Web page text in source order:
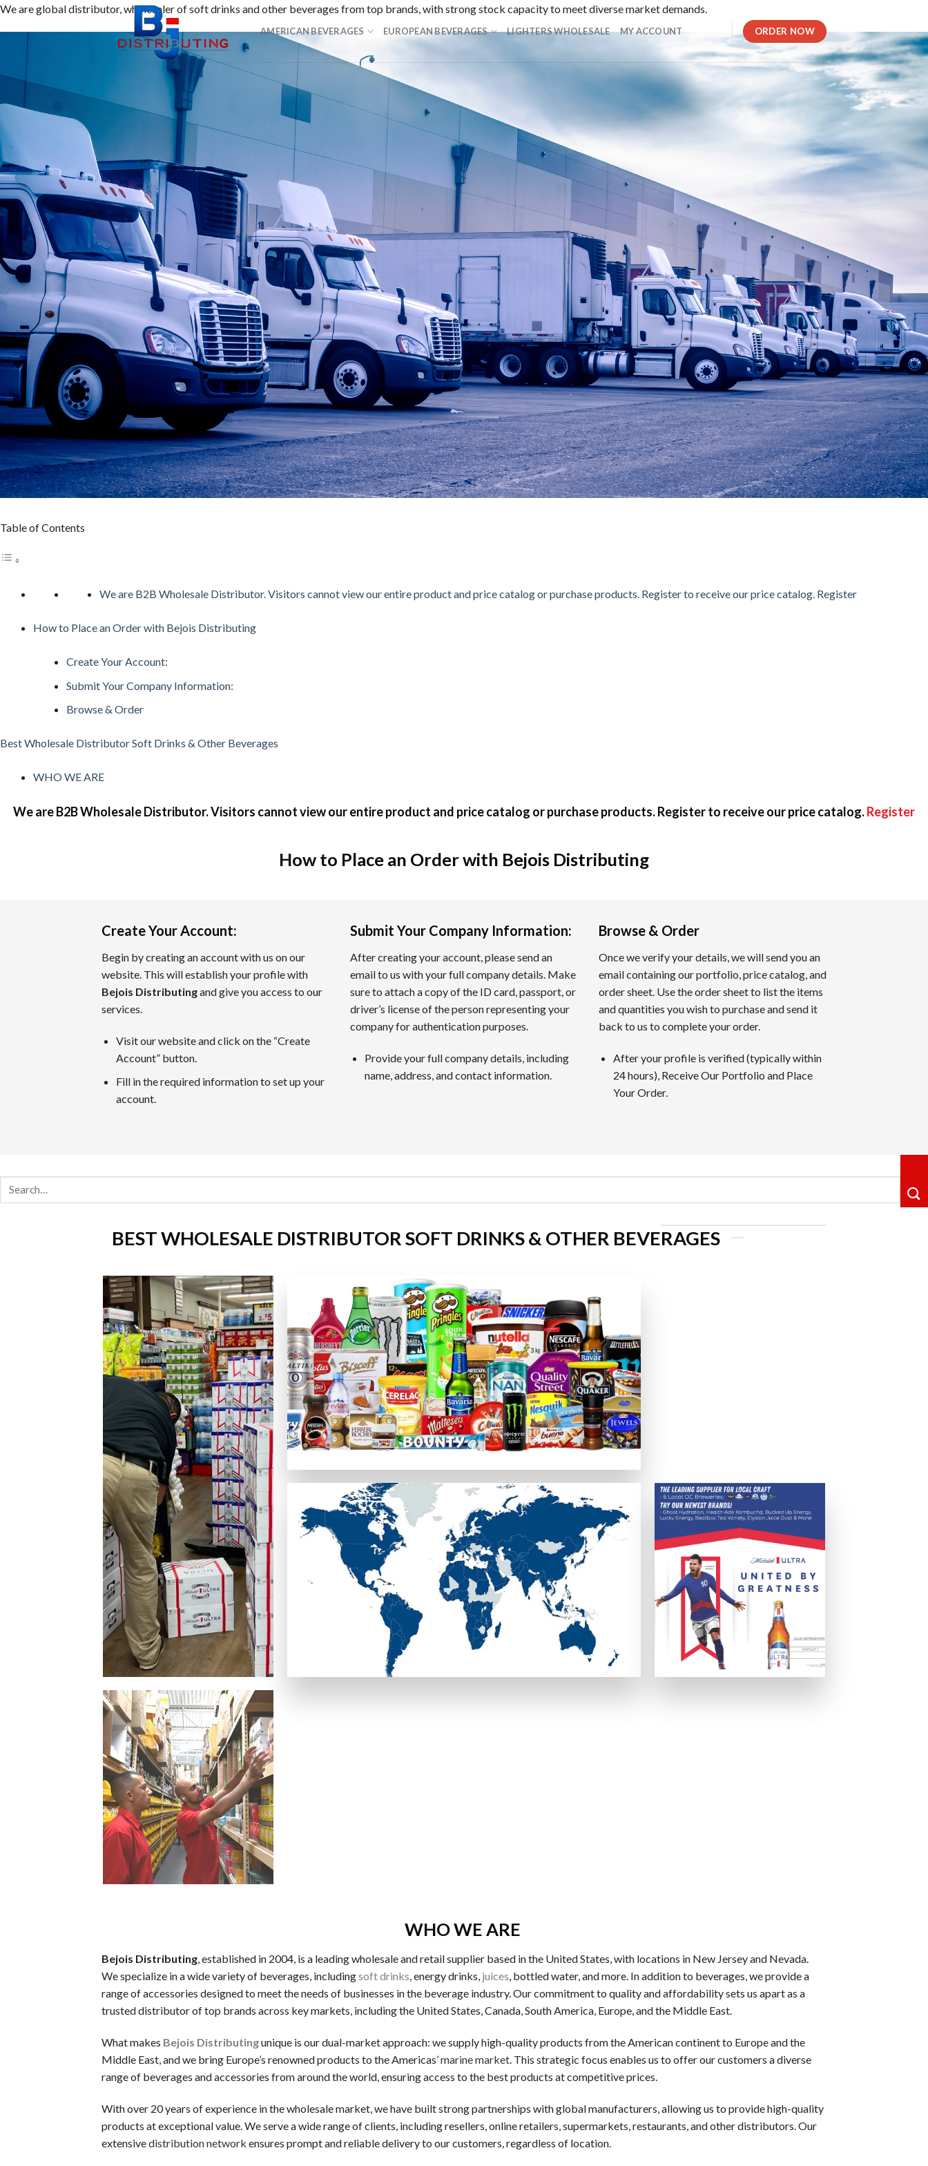
Skip
AMERICAN BEVERAGES EUROPEAN BEVERAGES LIGHTERS WHOLESALE MY ACCOUNT ORDER NOW
We are global distributor, wholesaler of soft drinks and other beverages from top brands, with strong stock capacity to meet diverse market demands.
Table of Contents
We are B2B Wholesale Distributor. Visitors cannot view our entire product and price catalog or purchase products. Register to receive our price catalog. Register
How to Place an Order with Bejois Distributing
Create Your Account:
Submit Your Company Information:
Browse & Order
Best Wholesale Distributor Soft Drinks & Other Beverages
WHO WE ARE
We are B2B Wholesale Distributor. Visitors cannot view our entire product and price catalog or purchase products. Register to receive our price catalog.Register
How to Place an Order with Bejois Distributing
Create Your Account:
Begin by creating an account with us on our
website. This will establish your profile with
Bejois Distributingand give you access to our
services.
Visit our website and click on the “Create
Account” button.
Fill in the required information to set up your
account.
Submit Your Company Information:
After creating your account, please send an
email to us with your full company details. Make
sure to attach a copy of the ID card, passport, or
driver’s license of the person representing your
company for authentication purposes.
Provide your full company details, including
name, address, and contact information.
Browse & Order
Once we verify your details, we will send you an
email containing our portfolio, price catalog, and
order sheet. Use the order sheet to list the items
and quantities you wish to purchase and send it
back to us to complete your order.
After your profile is verified (typically within
24 hours), Receive Our Portfolio and Place
Your Order.
BEST WHOLESALE DISTRIBUTOR SOFT DRINKS & OTHER BEVERAGES
WHO WE ARE
Bejois Distributing, established in 2004, is a leading wholesale and retail supplier based in the United States, with locations in New Jersey and Nevada.
We specialize in a wide variety of beverages, includingsoft drinks, energy drinks, juices, bottled water, and more. In addition to beverages, we provide a
range of accessories designed to meet the needs of businesses in the beverage industry. Our commitment to quality and affordability sets us apart as a
trusted distributor of top brands across key markets, including the United States, Canada, South America, Europe, and the Middle East.
What makes Bejois Distributingunique is our dual-market approach: we supply high-quality products from the American continent to Europe and the
Middle East, and we bring Europe’s renowned products to the Americas’marine market. This strategic focus enables us to offer our customers a diverse
range of beverages and accessories from around the world, ensuring access to the best products at competitive prices.
With over 20 years of experience in the wholesale market, we have built strong partnerships with global manufacturers, allowing us to provide high-quality
products at exceptional value. We serve a wide range of clients, including resellers, online retailers, supermarkets, restaurants, and other distributors. Our
extensivedistribution network ensures prompt and reliable delivery to our customers, regardless of location
2016年に開設されたワンダーカジノは、トップレベルの出金スピードで多数の日本のユーザーから絶大な支持を受けています。最短30秒という驚異的な速さで支払い処理が実施され
範囲に支持される理由です。
2nd ルーベット
Read Review
2019年に創設されたルーベットオンラインカジノは、暗号資産決済に特化した賭博総合サービスで、カジノとスポーツベットの両方を一つのIDでプレイできます。暗号通貨対応のた
3位 Casitabi【カジノラッキーTARO】
レビューを確認
カジノタビは2015年に登場した世界で初めてのRPG型オンラインカジノで、旅をしながら7,000種類以上のカジノゲームやスポーツベッティングが利用できる独自のサイトです。ユ
4位 カジノシークレット（Casino Secret）
レビューを見る
カジノシークレットカジノは革新性のあるキャッシュバックシステムで他の会社と差別化されたインターネットカジノで、普通ははイベント的に提供されるキャッシュバックサービ
5位 遊雅堂
レビューを見る
遊雅堂は2021年にオープンしたベラジョンのグループのネットカジノで、大手「Verajohn」と老舗「Intercasino」のノウハウを十分に活かしたユーザーを把握したサービスが大きな
日本語ライブサポートも備えていますしています。
6位の コニベット
レビューを見る
2019年11月にに開業したKonibetは、明るいデザインとなじみやすいキャラクターが魅力で、カジュアルプレイヤーや女性ユーザーをメインに支持を得ています。Konibet最大の魅力
レビューを読む
レインベットは、2023年に開業した暗号通貨専用の次世代オンラインカジノ＆スポーツブックで、本人確認不要で開始できる手軽さと、遊ぶほど自動で還元される独自のリワードプ
日本で人気のインターネットカジノゲームの種類
ネットカジノを開始する前に、どんなプレイがあるか理解しておくことが大切です。TAROカジノでは、日本の参加者に好評なゲームジャンルをわかりやすく紹介します。
ルレット
これらの遊びは単純な運だけでなく、テクニックとストラテジーが勝ち負けを決定します。基本戦略をしっかり身につけることで、カジノの優位性を減らせます。ブラックジャックの
バカラ遊びはアジア地域で絶大な人気を示すカードのゲームで、日本のプレイヤーにも長期間支持されています。最大8束の札を使って、利用者かディーラーのどちらかが9に近い数字
カジノラッキーTAROチームが特別に推薦するカテゴリがライブディーラーです。本物のプロディーラーがリアルタイムに進行するゲームは、自宅にいながらリアルなカジノ体験を提
カジノラッキー太郎の評価基準
カジノラッキーTAROでは、ユーザーの皆さまに信用できる情報を提供するため、独自の厳格な基準でオンラインカジノを評価しております。全てのレビューは実際のゲーム経験とプロ
オンラインカジノの評判はプレイヤーの意見や業界評判に基づいて判断します。長い間の運営実績や受賞実績なども重要な指標です。信頼できるオンラインカジノだけを選定してお知ら
https://casinoluckytaro.com/ が紹介されることがあります。
ウェルカムボーナスやフリースピン、返金など、各オンラインカジノの特典内容を詳細に検証します。特典額だけでなく、ウェイジャーの公正さも重要な評価ポイントです。
正式なライセンスを持ち、SSL暗号化でデータを守っているカジノのみをご紹介します。プレイヤーの個人データと資金が確実に保たれることを確認済みです。
優秀なカジノは、迅速で親切なサポート体制を提供しています。チャットサポート、メール、通話など様々な連絡方法があるか、日本語サービスの有無も確認します。
便利さ・モバイル対応
スマホ、タブレットデバイス、PCのどれからでも問題なく利用できるかを確認します。専用アプリの有無やスマホブラウザでのパフォーマンスも確認しています。
ネットエント、Microgaming、プレイテック、Evolution Gamingなどトップソフトウェアプロバイダーのゲームを提供しているか、グラフィックや音質、日本語サポートなども評価基準と
オンラインカジノサイトの入出金手段
カジノプロファイルを作成したら、次のステップは入金手段の選択。カジノラッキーTAROでは、日本の利用者が簡単に使える支払いオプションを分かりやすく説明します。
クレジットは最も手軽なデポジット手段の一つの方法ですが、カード会社のポリシーによって使えない場合があります。そのため、電子決済サービスの利用を推奨します。eウォレ
ビザカード / MasterCard / JCB
ビットコイン・Ethereum（仮想通貨）
一般的な電子決済手段：
カジノ特典の種類
ラッキーTAROが紹介するカジノには、いろいろなボーナスがあります。それぞれの特性を理解して、最も魅力的な特典を使いましょう。
ノーデポジットボーナス
新規登録するだけで、入金不要でもらえるボーナスです。リスクを負わずにカジノを試せるため、初めにはどんなカジノか体験してみたい方におすすめです。一般的な額は1,000円〜
決まったスロットで使用可能な フリースピン券です。新規登録や入金時に50〜300回分のフリースピンが与えられることが多く、追加の資金を使わずにスロットをプレイできます。フ
キャッシュバックボーナス
失敗した場合でも、損失の一部が戻ってくるオファーです。キャッシュバック率はカジノによって変わりますが、平均して5〜20%が戻ってきます。損失の痛みを軽減する、ギャンブラ
VIP・ハイローラー・ハイローラー
大量プレイヤーや常連客プレイヤー向けのスペシャルボーナスです。専属の口座担当の担当, 多額の入金ボーナス, 出金上限の増加など,一般プレイヤーにはない特典が用意されています。
カジノラッキーTAROチームが、多くのギャンブラーの履歴をもとに選定した、初心者が特に警戒すべき留意すべき5つの一般的なミスをご説明します。